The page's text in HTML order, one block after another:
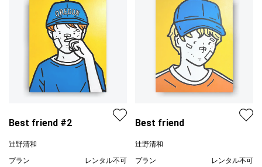
Best friend #2
辻野清和
プラン
レンタル不可
Best friend
辻野清和
プラン
レンタル不可